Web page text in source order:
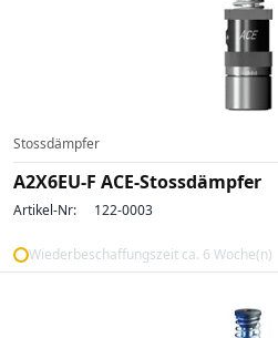
Stossdämpfer
A2X6EU-F ACE-Stossdämpfer
Artikel-Nr: 122-0003
Wiederbeschaffungszeit ca. 6 Woche(n)